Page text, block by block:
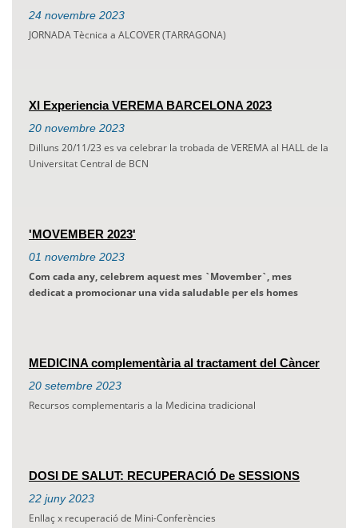
24 novembre 2023
JORNADA Tècnica a ALCOVER (TARRAGONA)
XI Experiencia VEREMA BARCELONA 2023
20 novembre 2023
Dilluns 20/11/23 es va celebrar la trobada de VEREMA al HALL de la
Universitat Central de BCN
'MOVEMBER 2023'
01 novembre 2023
Com cada any, celebrem aquest mes `Movember`, mes
dedicat a promocionar una vida saludable per els homes
MEDICINA complementària al tractament del Càncer
20 setembre 2023
Recursos complementaris a la Medicina tradicional
DOSI DE SALUT: RECUPERACIÓ De SESSIONS
22 juny 2023
Enllaç x recuperació de Mini-Conferències